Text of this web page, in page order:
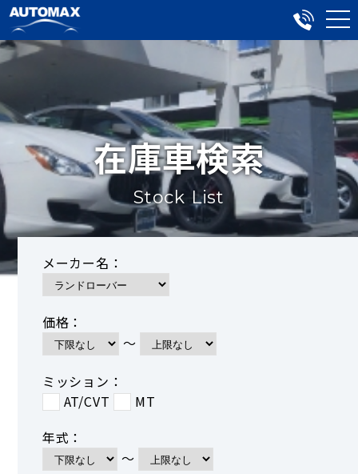
在庫車検索
Stock List
メーカー名：
価格：
～
ミッション：
AT/CVT
MT
年式：
～